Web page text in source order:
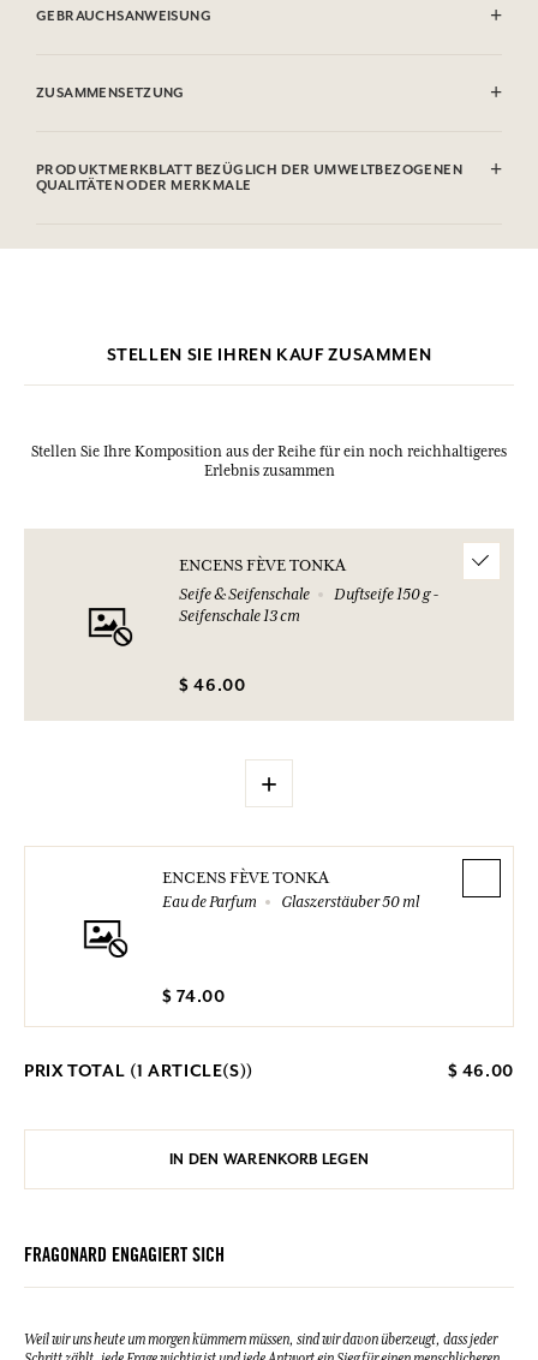
GEBRAUCHSANWEISUNG
ZUSAMMENSETZUNG
(Fragrance), Palm Kernel Acid, Sodium Chloride, Glycerin, Argania
Spinosa Kernel Oil*, Helianthus Annuus (Sunflower) Seed Oil,
PRODUKTMERKBLATT BEZÜGLICH DER UMWELTBEZOGENEN
QUALITÄTEN ODER MERKMALE
Bitte konsultieren Sie die Umweltqualitäten oder -merkmale, indem
STELLEN SIE IHREN KAUF ZUSAMMEN
Stellen Sie Ihre Komposition aus der Reihe für ein noch reichhaltigeres
Erlebnis zusammen
ENCENS FÈVE TONKA
Seife & Seifenschale
Duftseife 150 g -
Seifenschale 13 cm
$ 46.00
+
ENCENS FÈVE TONKA
Eau de Parfum
Glaszerstäuber 50 ml
$ 74.00
PRIX TOTAL (1 ARTICLE(S)) $ 46.00
IN DEN WARENKORB LEGEN
FRAGONARD ENGAGIERT SICH
Weil wir uns heute um morgen kümmern müssen, sind wir davon überzeugt, dass jeder